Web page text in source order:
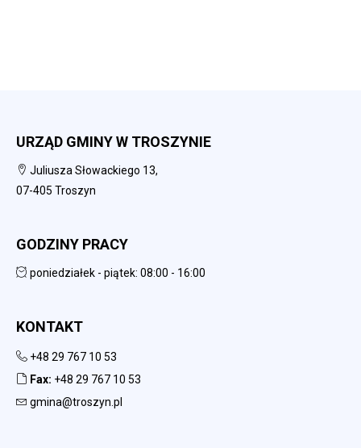
URZĄD GMINY W TROSZYNIE
Juliusza Słowackiego 13,
07-405 Troszyn
GODZINY PRACY
poniedziałek - piątek: 08:00 - 16:00
KONTAKT
+48 29 767 10 53
Fax: +48 29 767 10 53
gmina@troszyn.pl